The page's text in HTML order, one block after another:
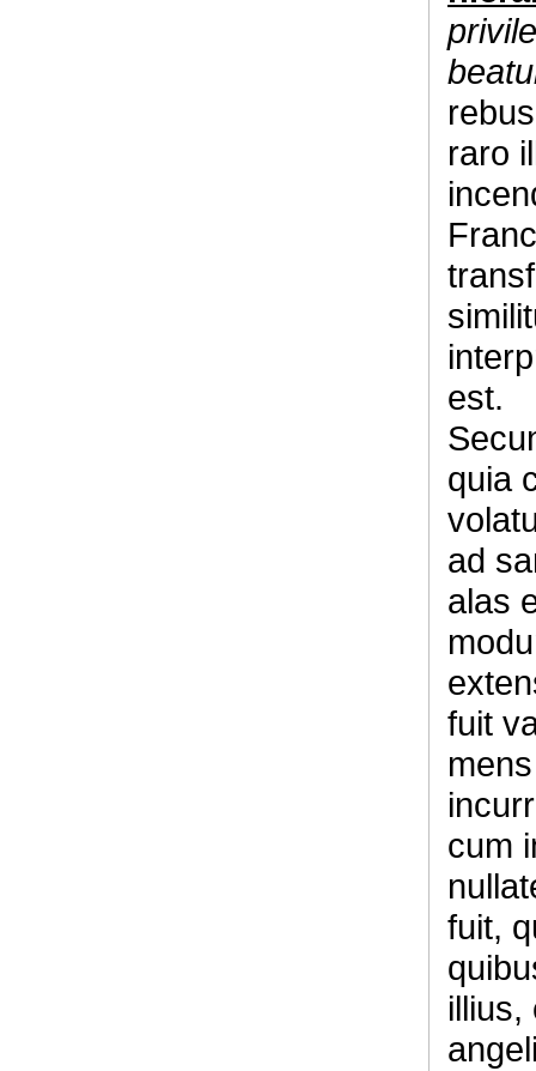
raro
est.
quia
ad
alas
fuit
cum
fuit,
illius,